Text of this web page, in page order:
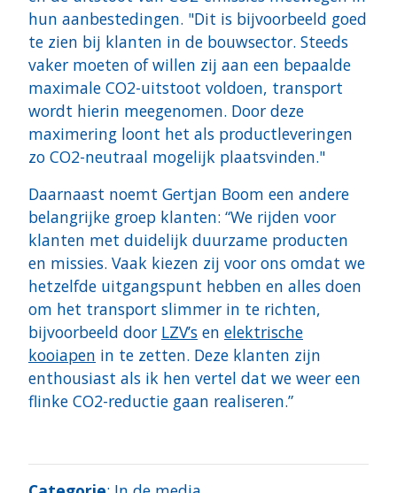
hun aanbestedingen. "Dit is bijvoorbeeld goed
te zien bij klanten in de bouwsector. Steeds
vaker moeten of willen zij aan een bepaalde
maximale CO2-uitstoot voldoen, transport
wordt hierin meegenomen. Door deze
maximering loont het als productleveringen
zo CO2-neutraal mogelijk plaatsvinden."
Daarnaast noemt Gertjan Boom een andere
belangrijke groep klanten: “We rijden voor
klanten met duidelijk duurzame producten
en missies. Vaak kiezen zij voor ons omdat we
hetzelfde uitgangspunt hebben en alles doen
om het transport slimmer in te richten,
bijvoorbeeld door LZV’s en elektrische
kooiapen in te zetten. Deze klanten zijn
enthousiast als ik hen vertel dat we weer een
flinke CO2-reductie gaan realiseren.”